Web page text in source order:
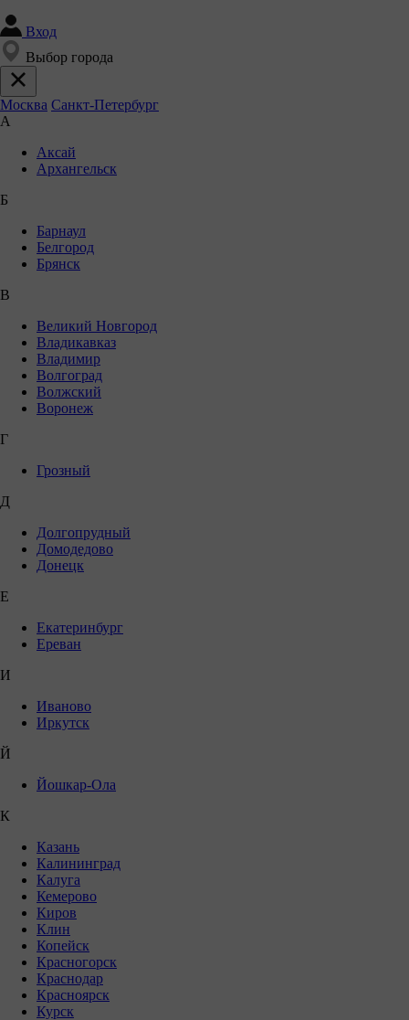
Вход
Выбор города
Москва Санкт-Петербург
А
Аксай
Архангельск
Б
Барнаул
Белгород
Брянск
В
Великий Новгород
Владикавказ
Владимир
Волгоград
Волжский
Воронеж
Г
Грозный
Д
Долгопрудный
Домодедово
Донецк
Е
Екатеринбург
Ереван
И
Иваново
Иркутск
Й
Йошкар-Ола
К
Казань
Калининград
Калуга
Кемерово
Киров
Клин
Копейск
Красногорск
Краснодар
Красноярск
Курск